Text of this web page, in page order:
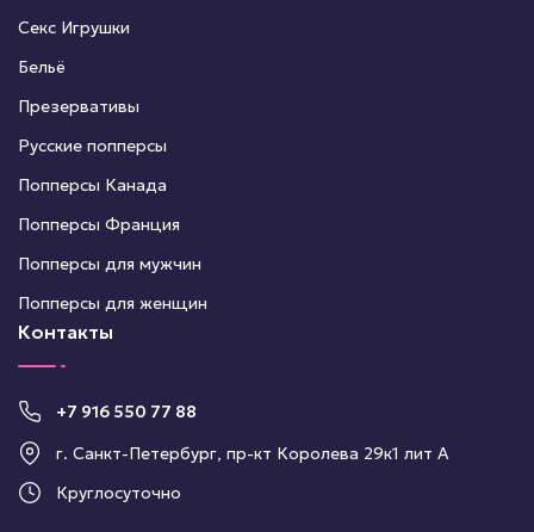
Секс Игрушки
Бельё
Презервативы
Русские попперсы
Попперсы Канада
Попперсы Франция
Попперсы для мужчин
Попперсы для женщин
Контакты
+7 916 550 77 88
г. Санкт-Петербург, пр-кт Королева 29к1 лит А
Круглосуточно